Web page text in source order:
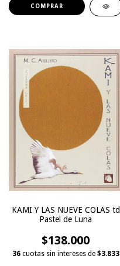
KAMI Y LAS NUEVE COLAS td
Pastel de Luna
$138.000
36 cuotas sin intereses de $3.833